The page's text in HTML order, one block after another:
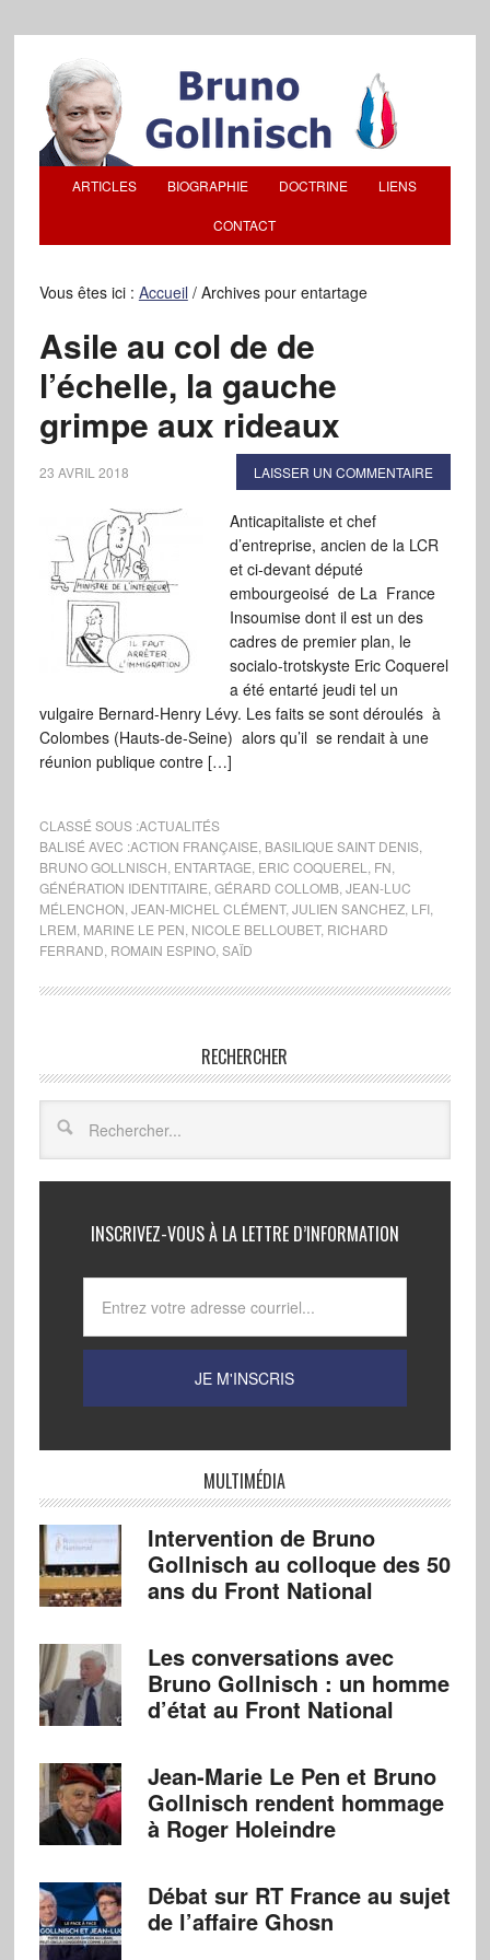
ARTICLES BIOGRAPHIE DOCTRINE LIENS
CONTACT
Vous êtes ici : Accueil /Archives pour entartage
Asile au col de de
l’échelle, la gauche
grimpe aux rideaux
23 AVRIL 2018 LAISSER UN COMMENTAIRE
Anticapitaliste et chef
d’entreprise, ancien de la LCR
et ci-devant député
embourgeoisé de La France
Insoumise dont il est un des
cadres de premier plan, le
socialo-trotskyste Eric Coquerel
a été entarté jeudi tel un
vulgaire Bernard-Henry Lévy. Les faits se sont déroulés à
Colombes (Hauts-de-Seine) alors qu’il se rendait à une
réunion publique contre […]
CLASSÉ SOUS :ACTUALITÉS
BALISÉ AVEC :ACTION FRANÇAISE BASILIQUE SAINT DENIS,
BRUNO GOLLNISCH ENTARTAGE ERIC COQUEREL FN
GÉNÉRATION IDENTITAIRE GÉRARD COLLOMB, JEAN-LUC
MÉLENCHON JEAN-MICHEL CLÉMENT, JULIEN SANCHEZ, LFI,
LREM MARINE LE PEN NICOLE BELLOUBET, RICHARD
FERRAND ROMAIN ESPINO, SAÏD
RECHERCHER
INSCRIVEZ-VOUS À LA LETTRE D’INFORMATION
MULTIMÉDIA
Intervention de Bruno
Gollnisch au colloque des 50
ans du Front National
Les conversations avec
Bruno Gollnisch : un homme
d’état au Front National
Jean-Marie Le Pen et Bruno
Gollnisch rendent hommage
à Roger Holeindre
Débat sur RT France au sujet
de l’affaire Ghosn